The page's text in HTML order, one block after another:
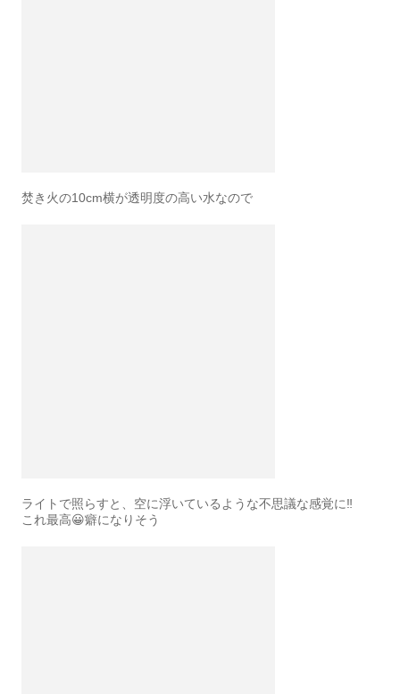
焚き火の10cm横が透明度の高い水なので
ライトで照らすと、空に浮いているような不思議な感覚に‼️
これ最高😀癖になりそう